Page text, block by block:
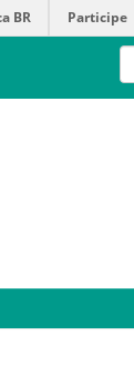
BR Participe